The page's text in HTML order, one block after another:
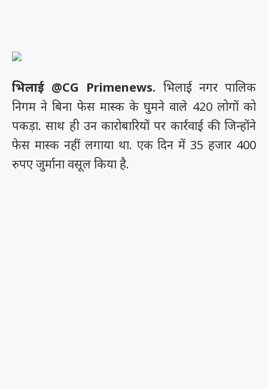
भिलाई @CG Primenews. भिलाई नगर पालिक
निगम ने बिना फेस मास्क के घुमने वाले 420 लोगों को
पकड़ा. साथ ही उन कारोबारियों पर कार्रवाई की जिन्होंने
फेस मास्क नहीं लगाया था. एक दिन में 35 हजार 400
रुपए जुर्माना वसूल किया है.